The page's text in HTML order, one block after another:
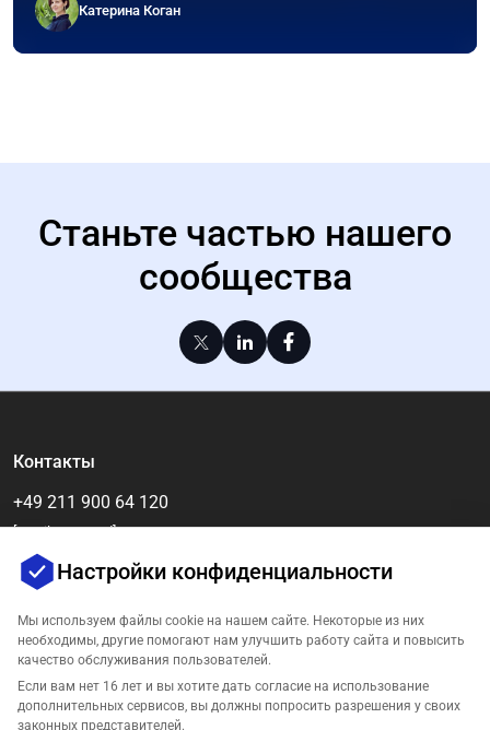
Катерина Коган
Станьте частью нашего
сообщества
Контакты
+49 211 900 64 120
[email protected]
Настройки конфиденциальности
Мы используем файлы cookie на нашем сайте. Некоторые из них
необходимы, другие помогают нам улучшить работу сайта и повысить
качество обслуживания пользователей.
Если вам нет 16 лет и вы хотите дать согласие на использование
дополнительных сервисов, вы должны попросить разрешения у своих
законных представителей.